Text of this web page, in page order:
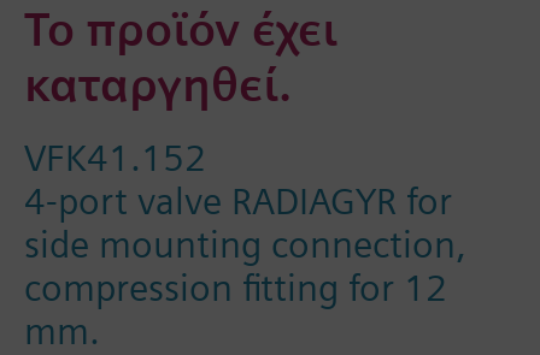
Το προϊόν έχει
καταργηθεί.
VFK41.152
4-port valve RADIAGYR for
side mounting connection,
compression fitting for 12
mm.